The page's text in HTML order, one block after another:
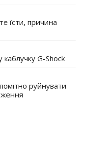
їсти, причина
G-Shock
руйнувати